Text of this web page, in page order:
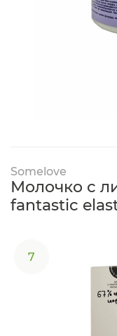
Somelove
Молочко с
fantastic
7